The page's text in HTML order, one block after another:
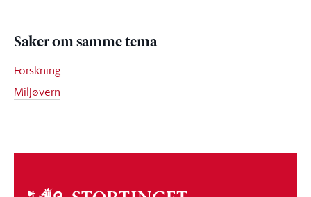
Saker om samme tema
Forskning
Miljøvern